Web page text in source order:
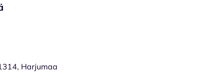
Harjumaa